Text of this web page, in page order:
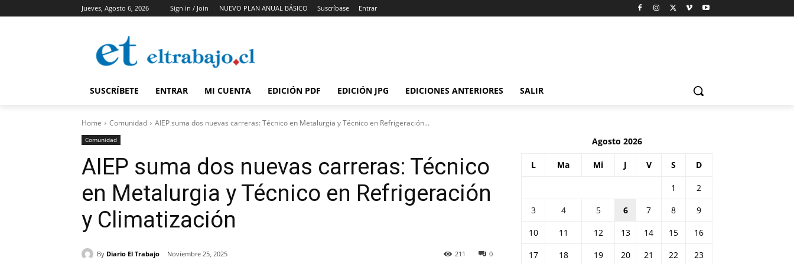
Jueves, Agosto 6, 2026 Sign in / Join NUEVO PLAN ANUAL BÁSICO Suscríbase Entrar
SUSCRÍBETE ENTRAR MI CUENTA EDICIÓN PDF EDICIÓN JPG EDICIONES ANTERIORES SALIR
Home Comunidad AIEP suma dos nuevas carreras: Técnico en Metalurgia y Técnico en Refrigeración...
Comunidad
AIEP suma dos nuevas carreras: Técnico
en Metalurgia y Técnico en Refrigeración
y Climatización
By Diario El Trabajo Noviembre 25, 2025 0
211
Agosto 2026
L Ma Mi J V S D
1
2
3
4 5 6 7 8
9
10
11 12 13 14 15
16
17
18 19 20 21 22 23